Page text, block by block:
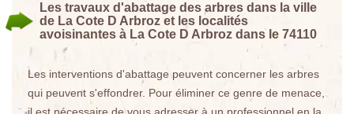
Les travaux d'abattage des arbres dans la ville
de La Cote D Arbroz et les localités
avoisinantes à La Cote D Arbroz dans le 74110
Les interventions d'abattage peuvent concerner les arbres
qui peuvent s'effondrer. Pour éliminer ce genre de menace,